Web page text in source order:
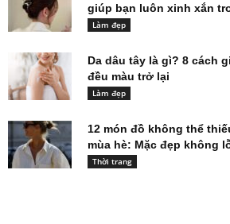
giúp bạn luôn xinh xắn
Làm đẹp
Da dâu tây là gì? 8 cách
đều màu trở lại
Làm đẹp
12 món đồ không thể
mùa hè: Mặc đẹp không
Thời trang